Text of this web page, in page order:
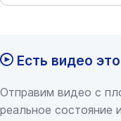
Есть видео
Отправим видео с
реальное состояние